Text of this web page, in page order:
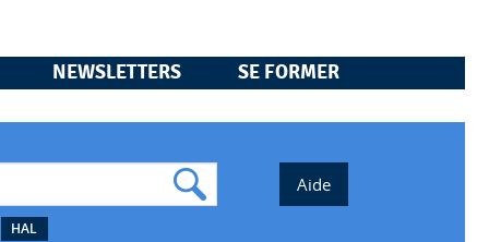
NEWSLETTERS SE FORMER
HAL